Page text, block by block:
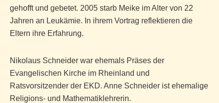
gehofft und gebetet. 2005 starb Meike im Alter von 22
Jahren an Leukämie. In ihrem Vortrag reflektieren die
Eltern ihre Erfahrung.
Nikolaus Schneider war ehemals Präses der
Evangelischen Kirche im Rheinland und
Ratsvorsitzender der EKD. Anne Schneider ist ehemalige
Religions- und Mathematiklehrerin.